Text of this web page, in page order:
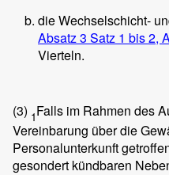
die Wechselschicht-
Absatz 3 Satz 1 bis 2,
Vierteln.
(3) 1Falls im Rahmen des
Vereinbarung über die
Personalunterkunft
gesondert kündbaren